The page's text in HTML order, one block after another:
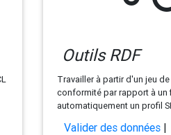
Outils RDF
Travailler à partir d'un jeu
conformité par rapport à un
automatiquement un profil
Valider des données|